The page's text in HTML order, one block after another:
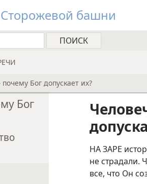
башни
Бог допускает их?
Бог
НА ЗАРЕ
не страдали.
все, что Он